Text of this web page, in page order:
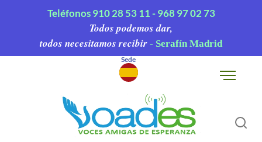
Teléfonos910 28 53 11 -968 97 02 73
Todos podemos dar,
todos necesitamos recibir - Serafín Madrid
Sede